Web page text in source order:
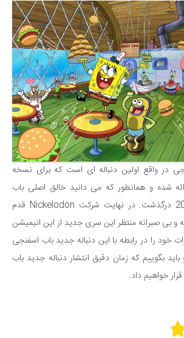
در واقع اولین دنباله ای است که برای نسخه
شده و همانطور که می دانید خالق اصلی باب
اسفنجی در نوامبر 2018 درگذشت. در نهایت شرکت Nickelodon قدم
و بی صبرانه منتظر این سری جدید از این انیمیشن
خود را در رابطه با این دنباله جدید باب اسفنجی
باید بگوییم که زمان دقیق انتشار دنباله جدید باب
خواهیم داد.